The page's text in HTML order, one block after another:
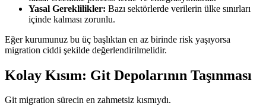
Yasal Gereklilikler: Bazı sektörlerde verilerin ülke sınırları
içinde kalması zorunlu.
Eğer kurumunuz bu üç başlıktan en az birinde risk yaşıyorsa
migration ciddi şekilde değerlendirilmelidir.
Kolay Kısım: Git Depolarının Taşınması
Git migration sürecin en zahmetsiz kısmıydı.